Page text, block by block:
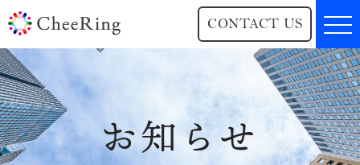
CONTACT US
お知らせ